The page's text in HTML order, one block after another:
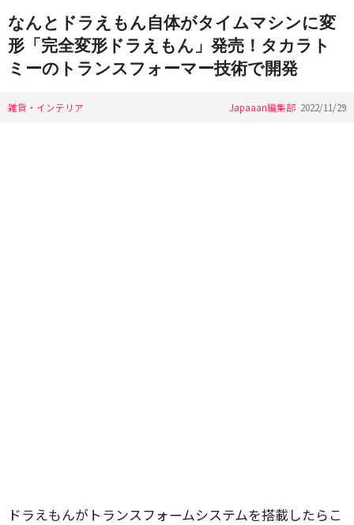
なんとドラえもん自体がタイムマシンに変
形「完全変形ドラえもん」発売！タカラト
ミーのトランスフォーマー技術で開発
雑貨・インテリア Japaaan編集部 2022/11/29
ドラえもんがトランスフォームシステムを搭載したらこ